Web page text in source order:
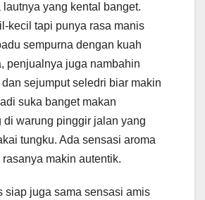
yang kental banget.
kecil tapi punya rasa manis
sempurna dengan kuah
penjualnya juga nambahin
sejumput seledri biar makin
suka banget makan
di warung pinggir jalan yang
tungku. Ada sensasi aroma
makin autentik.
siap juga sama sensasi amis